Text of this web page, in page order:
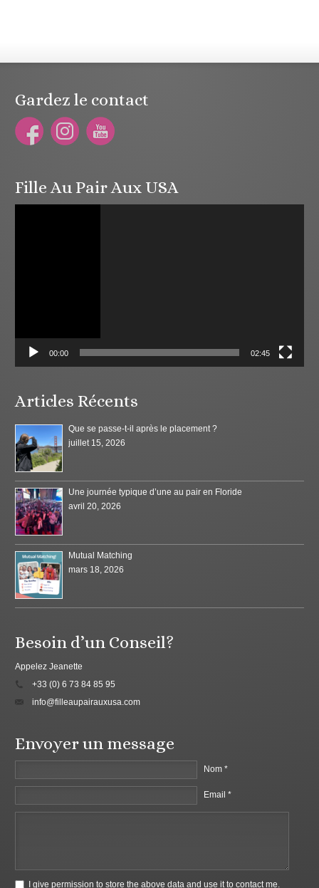
Gardez le contact
Fille Au Pair Aux USA
00:00 02:45
Articles Récents
Que se passe-t-il après le placement ?
juillet 15, 2026
Une journée typique d’une au pair en Floride
avril 20, 2026
Mutual Matching
mars 18, 2026
Besoin d’un Conseil?
Appelez Jeanette
+33 (0) 6 73 84 85 95
info@filleaupairauxusa.com
Envoyer un message
Nom *
Email *
I give permission to store the above data and use it to contact me.